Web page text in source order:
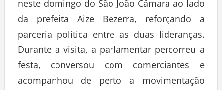
neste domingo do São João Câmara ao lado
da prefeita Aize Bezerra, reforçando a
parceria política entre as duas lideranças.
Durante a visita, a parlamentar percorreu a
festa, conversou com comerciantes e
acompanhou de perto a movimentação